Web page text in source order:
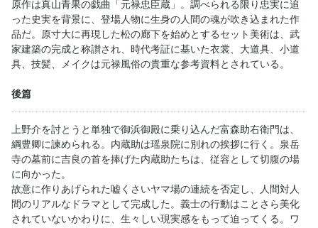
原作は真山青果の戯曲「元禄忠臣蔵」。調べられる限り忠実に追
った史実を背景に、登場人物に生身の人間の魂が吹き込まれた作
品だ。原寸大に再現した松の廊下を始めとするセット美術は、武
家建築の完成と称讃され、時代考証に基いた衣裳、大道具、小道
具、技髪、メイクは元禄風俗の貴重な参考資料とされている。
後篇
上野介を討とうと単独で御浜御殿に乗り込んだ富森助右衛門は、
綱豊卿に諫められる。内蔵助は瑶泉院に別れの挨拶に行く。泉岳
寺の墓前に吉良の首を捧げた内蔵助たちは、従容として切腹の場
に向かった。
故意に作りあげられた嘘くさいヤマ場の連続を否定し、人間対人
間のリアルなドラマとして完成した。義士の行動はことさら美化
されていないかわりに、生々しい現実感をもって迫ってくる。ワ